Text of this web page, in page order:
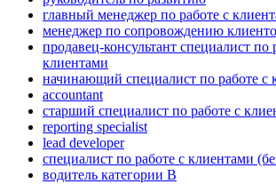
главный менеджер по работе с
менеджер по сопровождению
продавец-консультант специалист по
клиентами
начинающий специалист по работе с
accountant
старший специалист по работе с
reporting specialist
lead developer
специалист по работе с клиентами
водитель категории B